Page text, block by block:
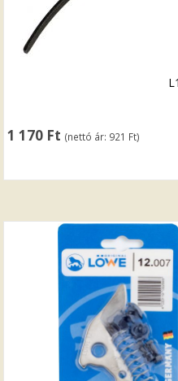
1 170 Ft (nettó ár: 921 Ft)